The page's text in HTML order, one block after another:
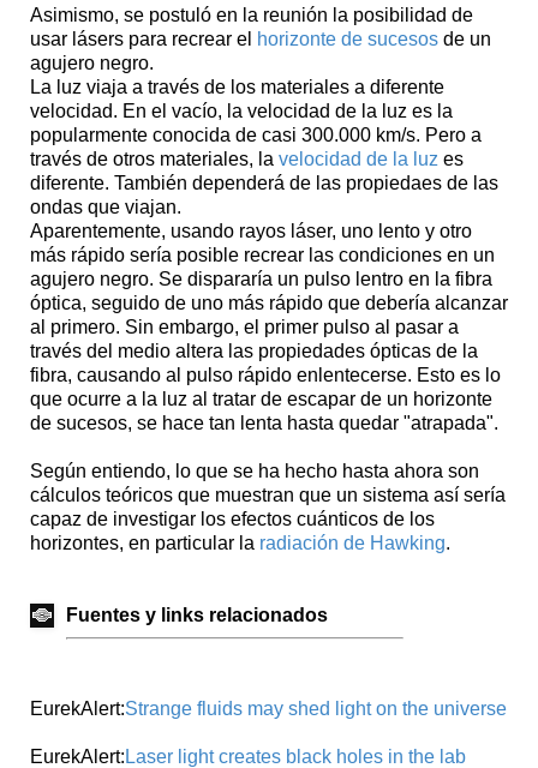
Asimismo, se postuló en la reunión la posibilidad de
usar lásers para recrear el horizonte de sucesos de un
agujero negro.
La luz viaja a través de los materiales a diferente
velocidad. En el vacío, la velocidad de la luz es la
popularmente conocida de casi 300.000 km/s. Pero a
través de otros materiales, la velocidad de la luz es
diferente. También dependerá de las propiedaes de las
ondas que viajan.
Aparentemente, usando rayos láser, uno lento y otro
más rápido sería posible recrear las condiciones en un
agujero negro. Se dispararía un pulso lentro en la fibra
óptica, seguido de uno más rápido que debería alcanzar
al primero. Sin embargo, el primer pulso al pasar a
través del medio altera las propiedades ópticas de la
fibra, causando al pulso rápido enlentecerse. Esto es lo
que ocurre a la luz al tratar de escapar de un horizonte
de sucesos, se hace tan lenta hasta quedar "atrapada".
Según entiendo, lo que se ha hecho hasta ahora son
cálculos teóricos que muestran que un sistema así sería
capaz de investigar los efectos cuánticos de los
horizontes, en particular la radiación de Hawking.
Fuentes y links relacionados
EurekAlert:Strange fluids may shed light on the universe
EurekAlert: Laser light creates black holes in the lab